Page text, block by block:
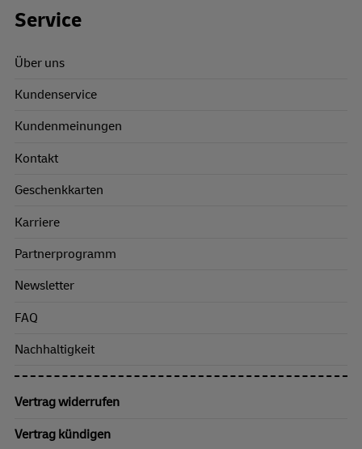
Footer Links
Service
Über uns
Kundenservice
Kundenmeinungen
Kontakt
Geschenkkarten
Karriere
Partnerprogramm
Newsletter
FAQ
Nachhaltigkeit
Vertrag widerrufen
Vertrag kündigen